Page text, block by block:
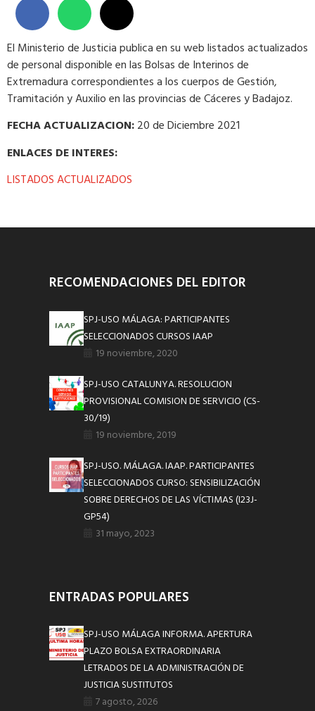
El Ministerio de Justicia publica en su web listados actualizados
de personal disponible en las Bolsas de Interinos de
Extremadura correspondientes a los cuerpos de Gestión,
Tramitación y Auxilio en las provincias de Cáceres y Badajoz.
FECHA ACTUALIZACION:20 de Diciembre 2021
ENLACES DE INTERES:
LISTADOS ACTUALIZADOS
RECOMENDACIONES DEL EDITOR
SPJ-USO MÁLAGA: PARTICIPANTES
SELECCIONADOS CURSOS IAAP
19 noviembre, 2020
SPJ-USO CATALUNYA. RESOLUCION
PROVISIONAL COMISION DE SERVICIO (CS-
30/19)
19 noviembre, 2019
SPJ-USO. MÁLAGA. IAAP. PARTICIPANTES
SELECCIONADOS CURSO: SENSIBILIZACIÓN
SOBRE DERECHOS DE LAS VÍCTIMAS (I23J-
GP54)
31 mayo, 2023
ENTRADAS POPULARES
SPJ-USO MÁLAGA INFORMA. APERTURA
PLAZO BOLSA EXTRAORDINARIA
LETRADOS DE LA ADMINISTRACIÓN DE
JUSTICIA SUSTITUTOS
7 agosto, 2026